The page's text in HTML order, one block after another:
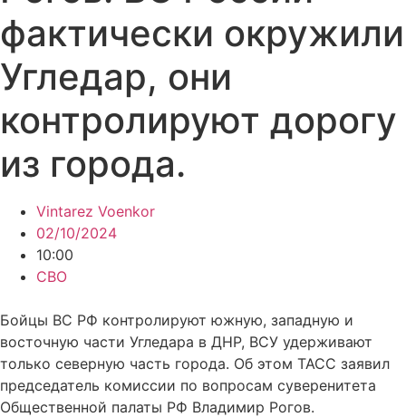
фактически окружили
Угледар, они
контролируют дорогу
из города.
Vintarez Voenkor
02/10/2024
10:00
СВО
Бойцы ВС РФ контролируют южную, западную и
восточную части Угледара в ДНР, ВСУ удерживают
только северную часть города. Об этом ТАСС заявил
председатель комиссии по вопросам суверенитета
Общественной палаты РФ Владимир Рогов.